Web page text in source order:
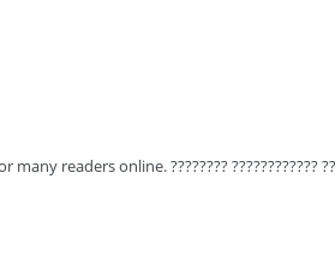
readers online. ???????? ????????????